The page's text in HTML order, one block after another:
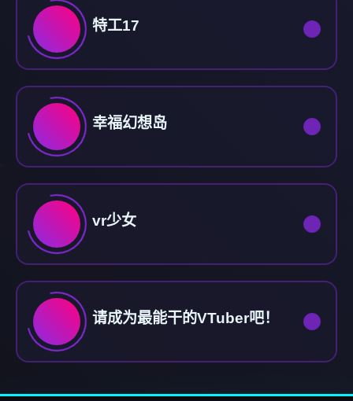
特工17
幸福幻想岛
vr少女
请成为最能干的VTuber吧！